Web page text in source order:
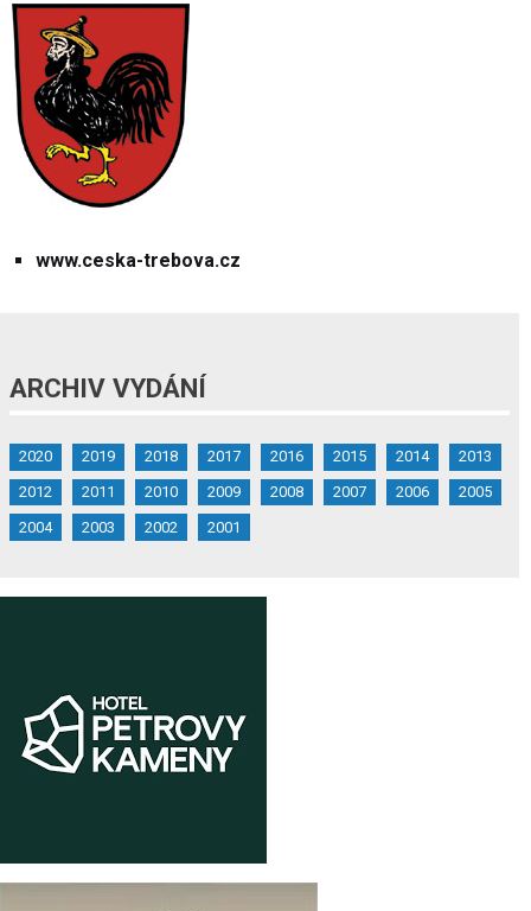
www.ceska-trebova.cz
ARCHIV VYDÁNÍ
2020 2019 2018 2017 2016 2015 2014
2013
2012
2011 2010 2009 2008 2007 2006
2005
2004
2003 2002 2001